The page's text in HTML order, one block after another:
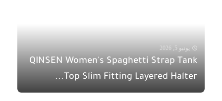
يونيو 5, 2026
QINSEN Women's Spaghetti Strap Tank
Top Slim Fitting Layered Halter...